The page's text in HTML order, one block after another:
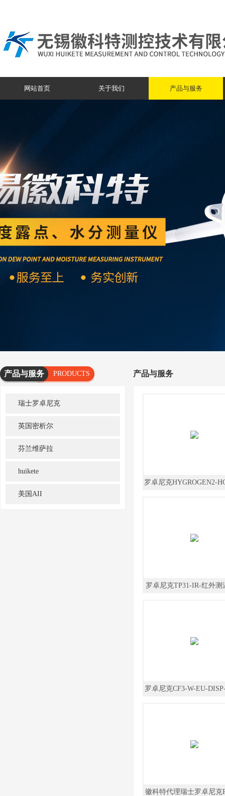
网站首页 关于我们 产品与服务
产品与服务
PRODUCTS
SERVICES
瑞士罗卓尼克
英国密析尔
芬兰维萨拉
huikete
美国AII
产品与服务
罗卓尼克HYGROGEN2-
罗卓尼克TP31-IR-红外测
罗卓尼克CF3-W-EU-
徽科特代理瑞士罗卓尼克